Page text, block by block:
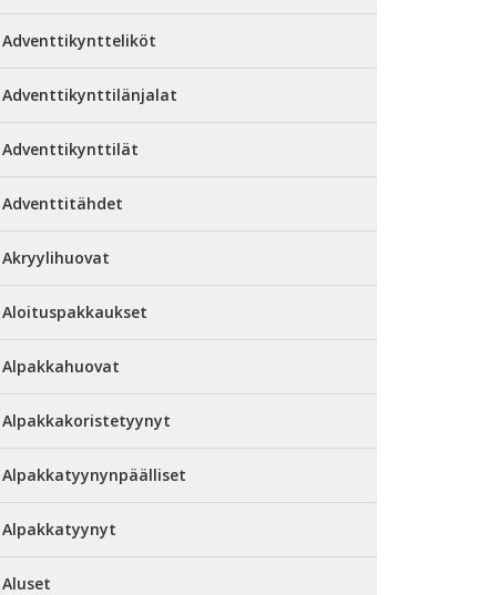
Adventtikyntteliköt
Adventtikynttilänjalat
Adventtikynttilät
Adventtitähdet
Akryylihuovat
Aloituspakkaukset
Alpakkahuovat
Alpakkakoristetyynyt
Alpakkatyynynpäälliset
Alpakkatyynyt
Aluset